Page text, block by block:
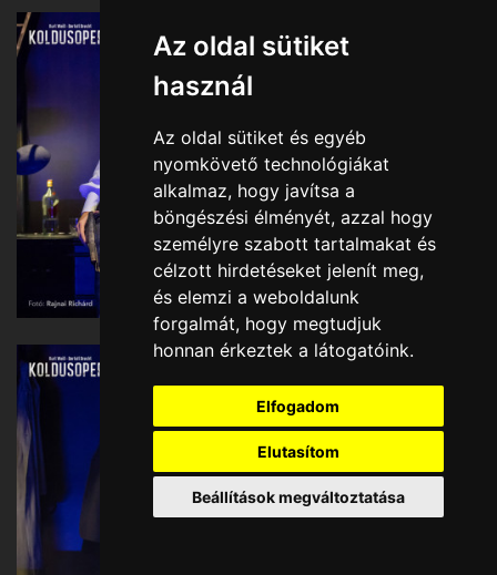
Az oldal sütiket
használ
Az oldal sütiket és egyéb
nyomkövető technológiákat
alkalmaz, hogy javítsa a
böngészési élményét, azzal hogy
személyre szabott tartalmakat és
célzott hirdetéseket jelenít meg,
és elemzi a weboldalunk
forgalmát, hogy megtudjuk
honnan érkeztek a látogatóink.
Elfogadom
Elutasítom
Beállítások megváltoztatása